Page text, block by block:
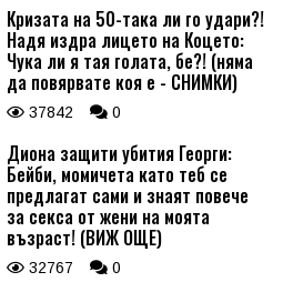
Кризата на 50-така ли го удари?!
Надя издра лицето на Коцето:
Чука ли я тая голата, бе?! (няма
да повярвате коя е - СНИМКИ)
37842 0
Диона защити убития Георги:
Бейби, момичета като теб се
предлагат сами и знаят повече
за секса от жени на моята
възраст! (ВИЖ ОЩЕ)
32767 0